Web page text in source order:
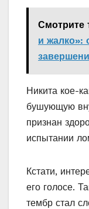
Смотрите
и жалко»:
Никита кое-
бушующую
признан
испытании
Кстати,
его голосе.
тембр стал